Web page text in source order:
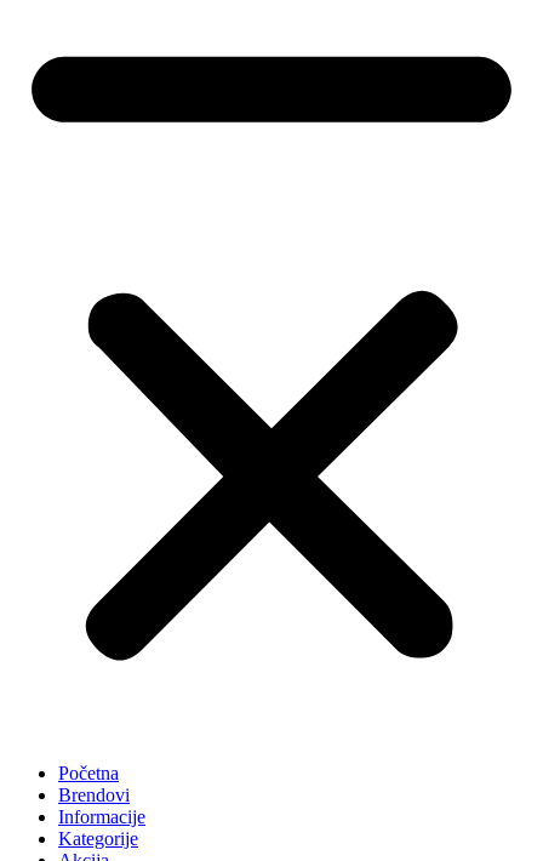
Početna
Brendovi
Informacije
Kategorije